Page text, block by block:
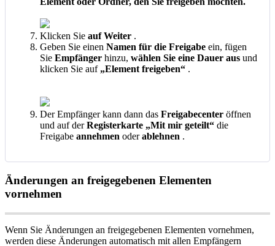
Klicken Sie auf Weiter .
Geben Sie einen Namen für die Freigabe ein, fügen
Sie Empfänger hinzu, wählen Sie eine Dauer aus und
klicken Sie auf „Element freigeben“ .
Der Empfänger kann dann das Freigabecenter öffnen
und auf der Registerkarte „Mit mir geteilt“ die
Freigabe annehmen oder ablehnen .
Änderungen an freigegebenen Elementen
vornehmen
Wenn Sie Änderungen an freigegebenen Elementen vornehmen,
werden diese Änderungen automatisch mit allen Empfängern